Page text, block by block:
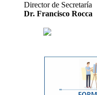
Director de Secretaría
Dr. Francisco Rocca